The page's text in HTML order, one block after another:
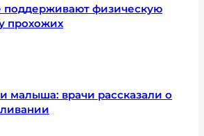
поддерживают физическую
прохожих
малыша: врачи рассказали о